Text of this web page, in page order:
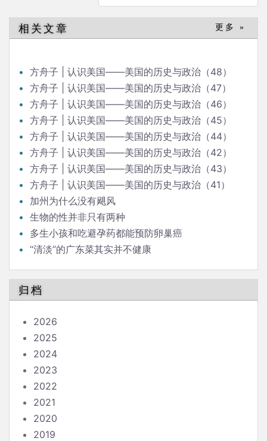
相关文章 更多 »
方舟子 | 认识美国——美国的历史与政治（48）
方舟子 | 认识美国——美国的历史与政治（47）
方舟子 | 认识美国——美国的历史与政治（46）
方舟子 | 认识美国——美国的历史与政治（45）
方舟子 | 认识美国——美国的历史与政治（44）
方舟子 | 认识美国——美国的历史与政治（42）
方舟子 | 认识美国——美国的历史与政治（43）
方舟子 | 认识美国——美国的历史与政治（41）
加州为什么没有飓风
生物的性并非只有两种
多生小孩和吃避孕药都能预防卵巢癌
“清淡”的广东菜其实并不健康
归档
2026
2025
2024
2023
2022
2021
2020
2019